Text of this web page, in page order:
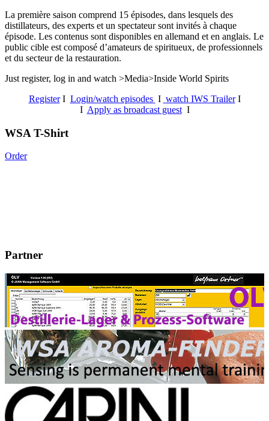
La première saison comprend 15 épisodes, dans lesquels des
distillateurs, des experts et un spectateur sont invités à chaque
épisode. Les contenus sont disponibles en allemand et en anglais. Le
public cible est composé d’amateurs de spiritueux, de professionnels
et du secteur de la restauration.
Just register, log in and watch >Media>Inside World Spirits
RegisterI Login/watch episodes I watch IWS TrailerI
I Apply as broadcast guestI
WSA T-Shirt
Order
Partner